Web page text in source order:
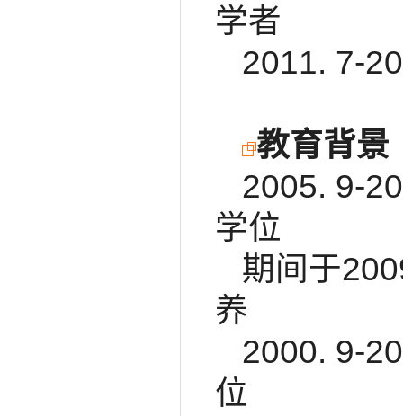
学者
2011. 7-
教育背景
2005. 9-
学位
期间于
养
2000. 9-
位